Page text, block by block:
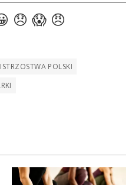
POLSKI